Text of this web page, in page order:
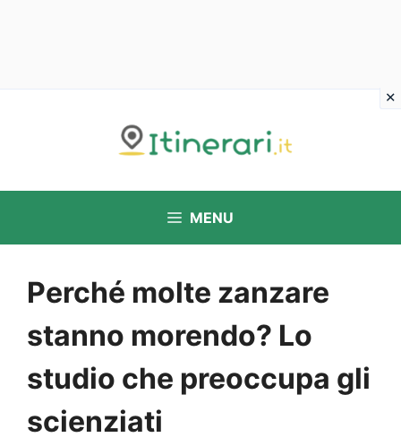
MENU
Perché molte zanzare
stanno morendo? Lo
studio che preoccupa gli
scienziati